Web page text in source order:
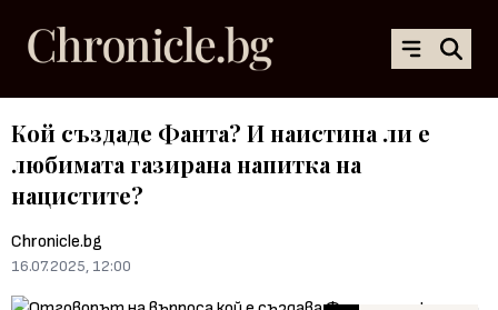
Кой създаде Фанта? И наистина ли е
любимата газирана напитка на
нацистите?
Chronicle.bg
16.07.2025, 12:00